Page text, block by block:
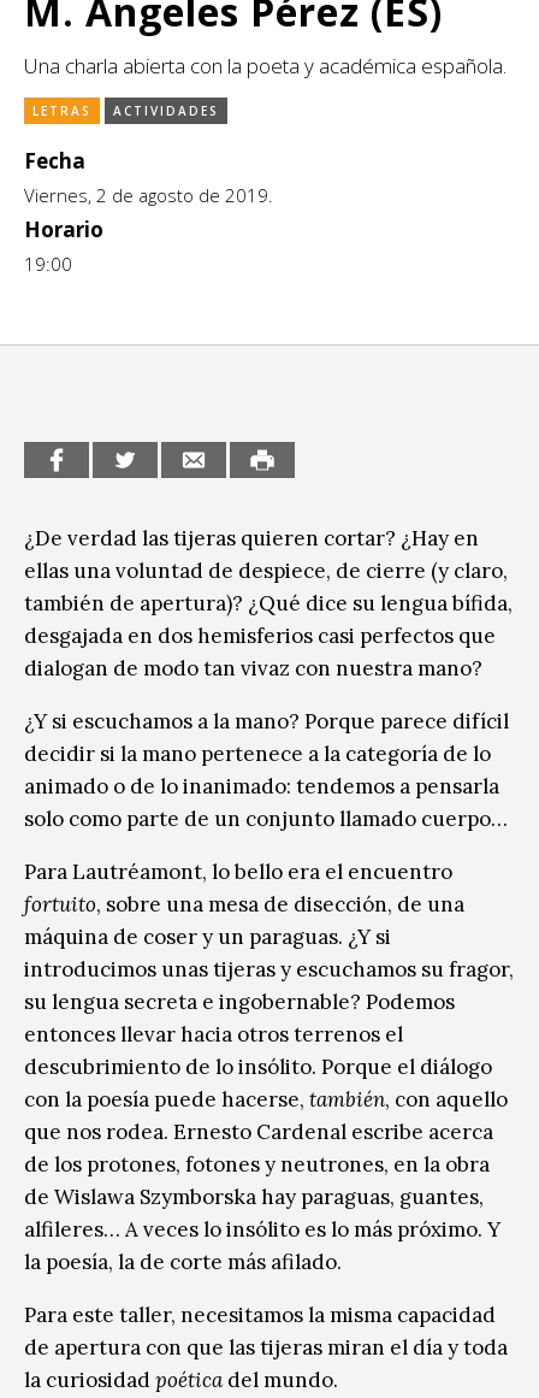
CCE en el interior/libros
Espacio itinerante de lectura infantil
Exposiciones
Formación
Infantil y Juvenil
Letras
M. Ángeles Pérez (ES)
Una charla abierta con la poeta y académica española.
LETRAS ACTIVIDADES
Fecha
Viernes, 2 de agosto de 2019.
Horario
19:00
¿De verdad las tijeras quieren cortar? ¿Hay en
ellas una voluntad de despiece, de cierre (y claro,
también de apertura)? ¿Qué dice su lengua bífida,
desgajada en dos hemisferios casi perfectos que
dialogan de modo tan vivaz con nuestra mano?
¿Y si escuchamos a la mano? Porque parece difícil
decidir si la mano pertenece a la categoría de lo
animado o de lo inanimado: tendemos a pensarla
solo como parte de un conjunto llamado cuerpo…
Para Lautréamont, lo bello era el encuentro
fortuito, sobre una mesa de disección, de una
máquina de coser y un paraguas. ¿Y si
introducimos unas tijeras y escuchamos su fragor,
su lengua secreta e ingobernable? Podemos
entonces llevar hacia otros terrenos el
descubrimiento de lo insólito. Porque el diálogo
con la poesía puede hacerse, también, con aquello
que nos rodea. Ernesto Cardenal escribe acerca
de los protones, fotones y neutrones, en la obra
de Wislawa Szymborska hay paraguas, guantes,
alfileres… A veces lo insólito es lo más próximo. Y
la poesía, la de corte más afilado.
Para este taller, necesitamos la misma capacidad
de apertura con que las tijeras miran el día y toda
la curiosidadpoética del mundo.